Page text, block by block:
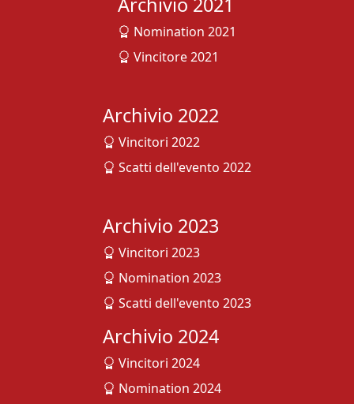
Archivio 2021
Nomination 2021
Vincitore 2021
Archivio 2022
Vincitori 2022
Scatti dell'evento 2022
Archivio 2023
Vincitori 2023
Nomination 2023
Scatti dell'evento 2023
Archivio 2024
Vincitori 2024
Nomination 2024